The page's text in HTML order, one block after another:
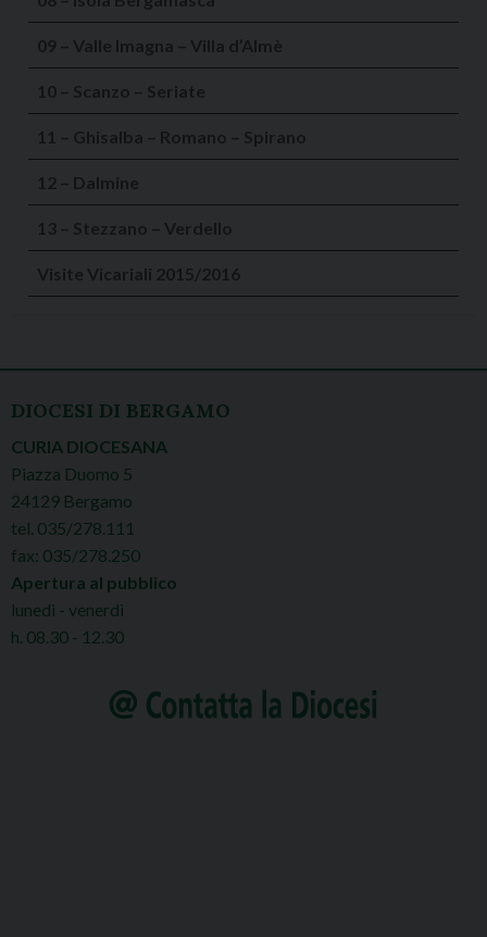
09 – Valle Imagna – Villa d’Almè
10 – Scanzo – Seriate
11 – Ghisalba – Romano – Spirano
12 – Dalmine
13 – Stezzano – Verdello
Visite Vicariali 2015/2016
DIOCESI DI BERGAMO
CURIA DIOCESANA
Piazza Duomo 5
24129 Bergamo
tel. 035/278.111
fax: 035/278.250
Apertura al pubblico
lunedì - venerdì
h. 08.30 - 12.30